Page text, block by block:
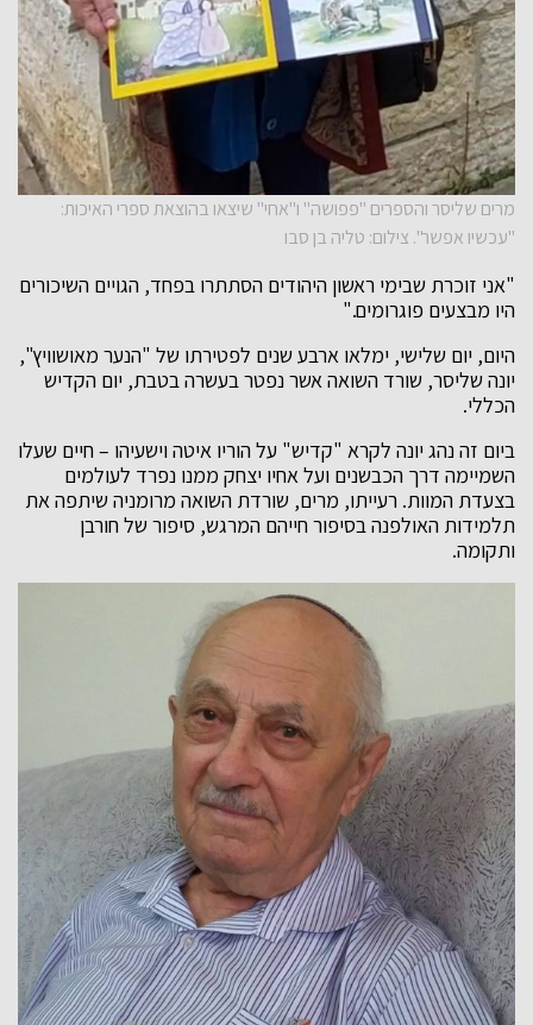
מרים שליסר והספרים "פפושה" ו"אחי" שיצאו בהוצאת ספרי האיכות:
"עכשיו אפשר". צילום: טליה בן סבו
"אני זוכרת שבימי ראשון היהודים הסתתרו בפחד, הגויים השיכורים
היו מבצעים פוגרומים."
היום, יום שלישי, ימלאו ארבע שנים לפטירתו של "הנער מאושוויץ",
יונה שליסר, שורד השואה אשר נפטר בעשרה בטבת, יום הקדיש
הכללי.
ביום זה נהג יונה לקרא "קדיש" על הוריו איטה וישעיהו – חיים שעלו
השמיימה דרך הכבשנים ועל אחיו יצחק ממנו נפרד לעולמים
בצעדת המוות. רעייתו, מרים, שורדת השואה מרומניה שיתפה את
תלמידות האולפנה בסיפור חייהם המרגש, סיפור של חורבן
ותקומה.